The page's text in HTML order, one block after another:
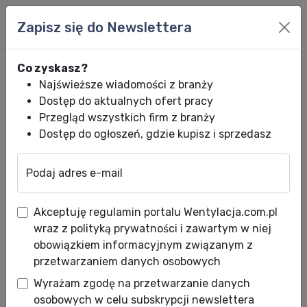
Silniki EC w modułowych
centralach wentylacyjnych
VENTUS VVS021-VVS300
Data publikacji: 03.04.2023
Zapisz się do Newslettera
Co zyskasz?
Najświeższe wiadomości z branży
Dostęp do aktualnych ofert pracy
Przegląd wszystkich firm z branży
Dostęp do ogłoszeń, gdzie kupisz i sprzedasz
Podaj adres e-mail
Akceptuję regulamin portalu Wentylacja.com.pl
wraz z polityką prywatności i zawartym w niej
obowiązkiem informacyjnym związanym z
przetwarzaniem danych osobowych
Wyrażam zgodę na przetwarzanie danych
osobowych w celu subskrypcji newslettera